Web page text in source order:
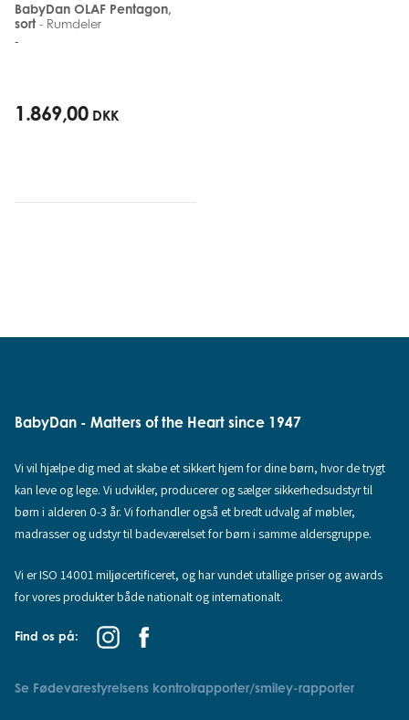
BabyDan OLAF Pentagon,
sort- Rumdeler
-
1.869,00 DKK
BabyDan - Matters of the Heart since 1947
Vi vil hjælpe dig med at skabe et sikkert hjem for dine børn, hvor de trygt
kan leve og lege. Vi udvikler, producerer og sælger sikkerhedsudstyr til
børn i alderen 0-3 år. Vi forhandler også et bredt udvalg af møbler,
madrasser og udstyr til badeværelset for børn i samme aldersgruppe.
Vi er ISO 14001 miljøcertificeret, og har vundet utallige priser og awards
for vores produkter både nationalt og internationalt.
Find os på:
Se Fødevarestyrelsens kontrolrapporter/smiley-rapporter